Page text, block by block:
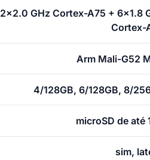
2x2.0 GHz Cortex-A75 + 6x1.8
Cortex-
Arm Mali-G52
4/128GB, 6/128GB, 8/
microSD de até
sim,